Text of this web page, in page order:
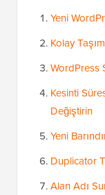
Yeni
Kolay
WordPress
Kesinti
Değiştirin
Yeni
Duplicator
Alan Adı